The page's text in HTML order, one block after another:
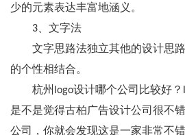
少的元素表达丰富地涵义。
3、文字法
文字思路法独立其他的设计思路
的个性相结合。
杭州logo设计哪个公司比较好？
是不是觉得古柏广告设计公司很不
公司，你就会发现这是一家非常不